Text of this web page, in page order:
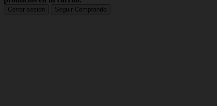
Cerrar sesión Seguir Comprando